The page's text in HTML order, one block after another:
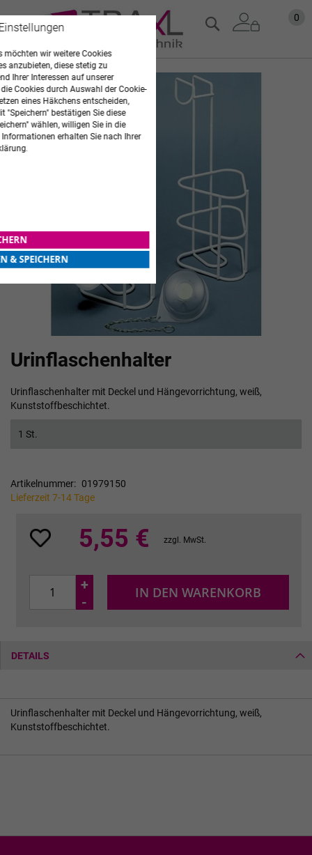
Zum
Inhalt
0
Suche
Urinflaschenhalter
Urinflaschenhalter mit Deckel und Hängevorrichtung, weiß,
Kunststoffbeschichtet.
1 St.
Artikelnummer
01979150
Lieferzeit 7-14 Tage
5,55 € zzgl. MwSt.
+
-
IN DEN WARENKORB
Zum
Ende
der
Bildgalerie
springen
Anfang
der
springen
DETAILS
Urinflaschenhalter mit Deckel und Hängevorrichtung, weiß,
Kunststoffbeschichtet.
möchten wir weitere Cookies
anzubieten, diese stetig zu
Ihrer Interessen auf unserer
Cookies durch Auswahl der Cookie-
eines Häkchens entscheiden,
"Speichern" bestätigen Sie diese
wählen, willigen Sie in die
erhalten Sie nach Ihrer
& SPEICHERN